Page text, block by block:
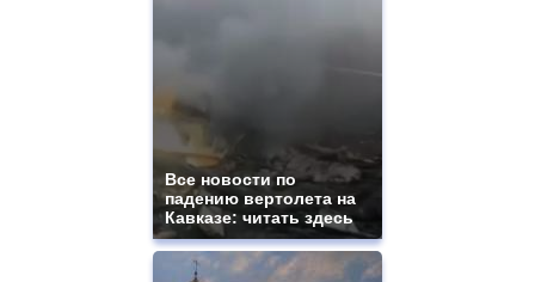
Все новости по
падению вертолета на
Кавказе: читать здесь